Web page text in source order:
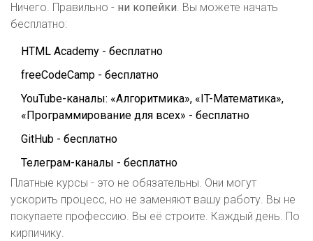
Ничего. Правильно - ни копейки. Вы можете начать
бесплатно:
HTML Academy - бесплатно
freeCodeCamp - бесплатно
YouTube-каналы: «Алгоритмика», «IT-Математика»,
«Программирование для всех» - бесплатно
GitHub - бесплатно
Телеграм-каналы - бесплатно
Платные курсы - это не обязательны. Они могут
ускорить процесс, но не заменяют вашу работу. Вы не
покупаете профессию. Вы её строите. Каждый день. По
кирпичику.